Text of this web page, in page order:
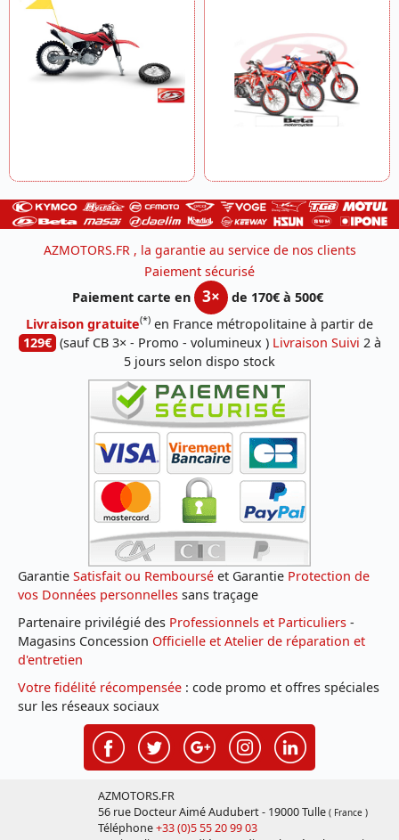
AZMOTORS.FR , la garantie au service de nos clients
Paiement sécurisé
Paiement carte en
3×
de 170€ à 500€
Livraison gratuite(*) en France métropolitaine à partir de
129€ (sauf CB 3× - Promo - volumineux ) Livraison Suivi 2 à
5 jours selon dispo stock
Garantie Satisfait ou Remboursé et Garantie Protection de
vos Données personnelles sans traçage
Partenaire privilégié des Professionnels et Particuliers -
Magasins Concession Officielle et Atelier de réparation et
d'entretien
Votre fidélité récompensée : code promo et offres spéciales
sur les réseaux sociaux
AZMOTORS.FR
56 rue Docteur Aimé Audubert - 19000 Tulle ( France )
Téléphone+33 (0)5 55 20 99 03